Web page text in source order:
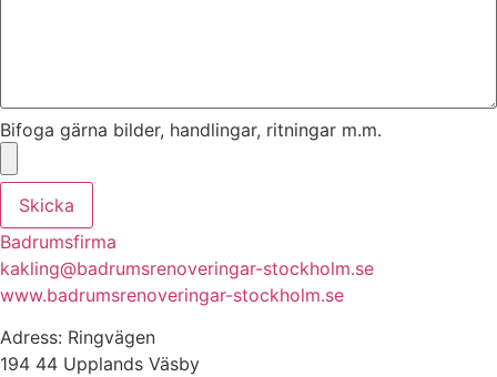
Bifoga gärna bilder, handlingar, ritningar m.m.
Skicka
Badrumsfirma
kakling@badrumsrenoveringar-stockholm.se
www.badrumsrenoveringar-stockholm.se
Adress: Ringvägen
194 44 Upplands Väsby